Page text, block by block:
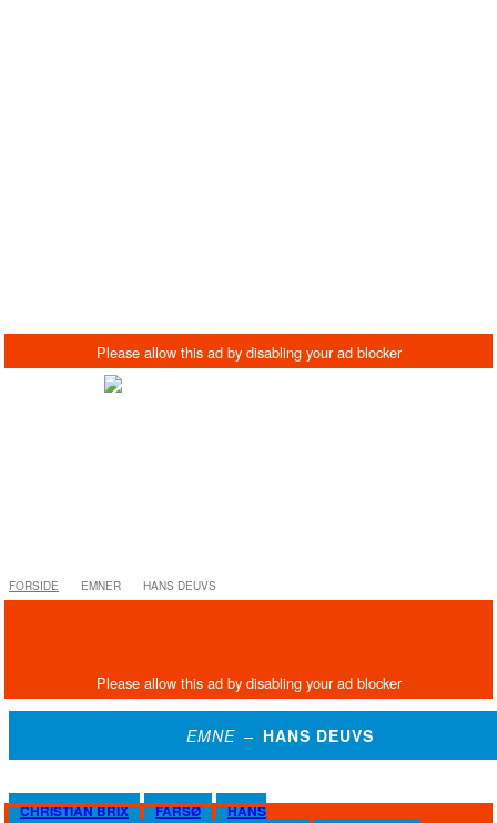
FORSIDE EMNER HANS DEUVS
EMNE – HANS DEUVS
CHRISTIAN BRIX FARSØ
HANS